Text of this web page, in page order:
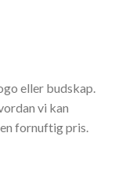
eller budskap.
vi kan
fornuftig pris.